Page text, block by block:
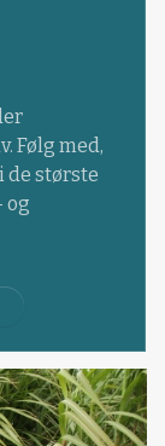
Følg med,
de største
og